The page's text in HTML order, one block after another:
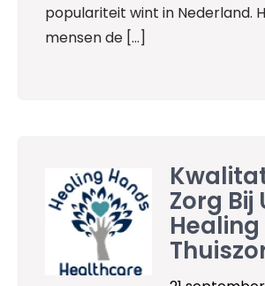
populariteit wint in Nederland.
mensen de […]
Zorg Bij